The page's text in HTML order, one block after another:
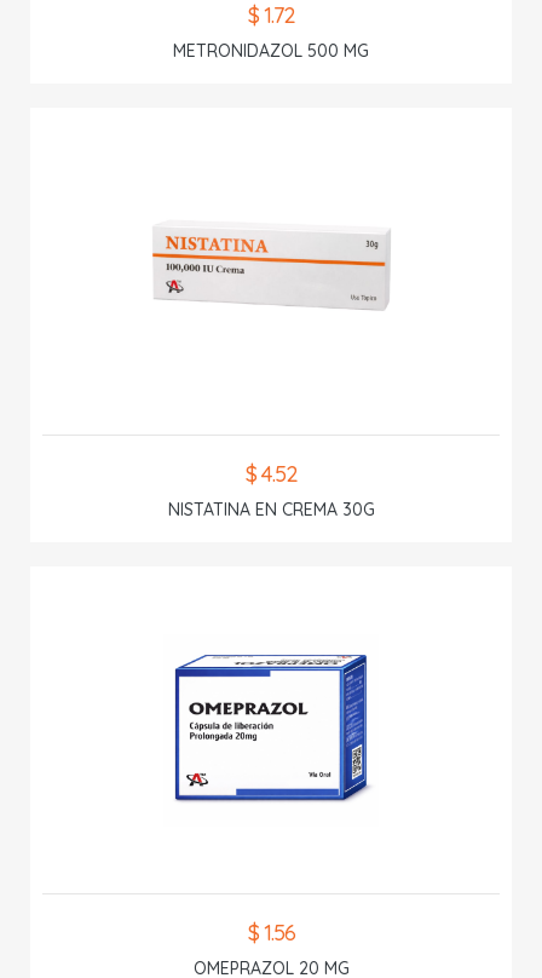
$ 1.72
METRONIDAZOL 500 MG
$ 4.52
NISTATINA EN CREMA 30G
$ 1.56
OMEPRAZOL 20 MG